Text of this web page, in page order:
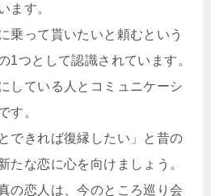
ます。
乗って貰いたいと頼むという
1つとして認識されています。
している人とコミュニケーシ
す。
できれば復縁したい」と昔の
たな恋に心を向けましょう。
の恋人は、今のところ巡り会